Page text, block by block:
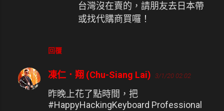
回覆
台灣沒在賣的，請朋友去日本帶
或找代購商買囉！
凍仁．翔 (Chu-Siang Lai) 3/1/20 02:02
昨晚上花了點時間，把
#HappyHackingKeyboard Professional